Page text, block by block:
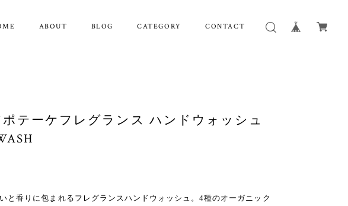
ABOUT BLOG CATEGORY CONTACT
ポテーケフレグランス ハンドウォッシュ
と香りに包まれるフレグランスハンドウォッシュ。4種のオーガニック